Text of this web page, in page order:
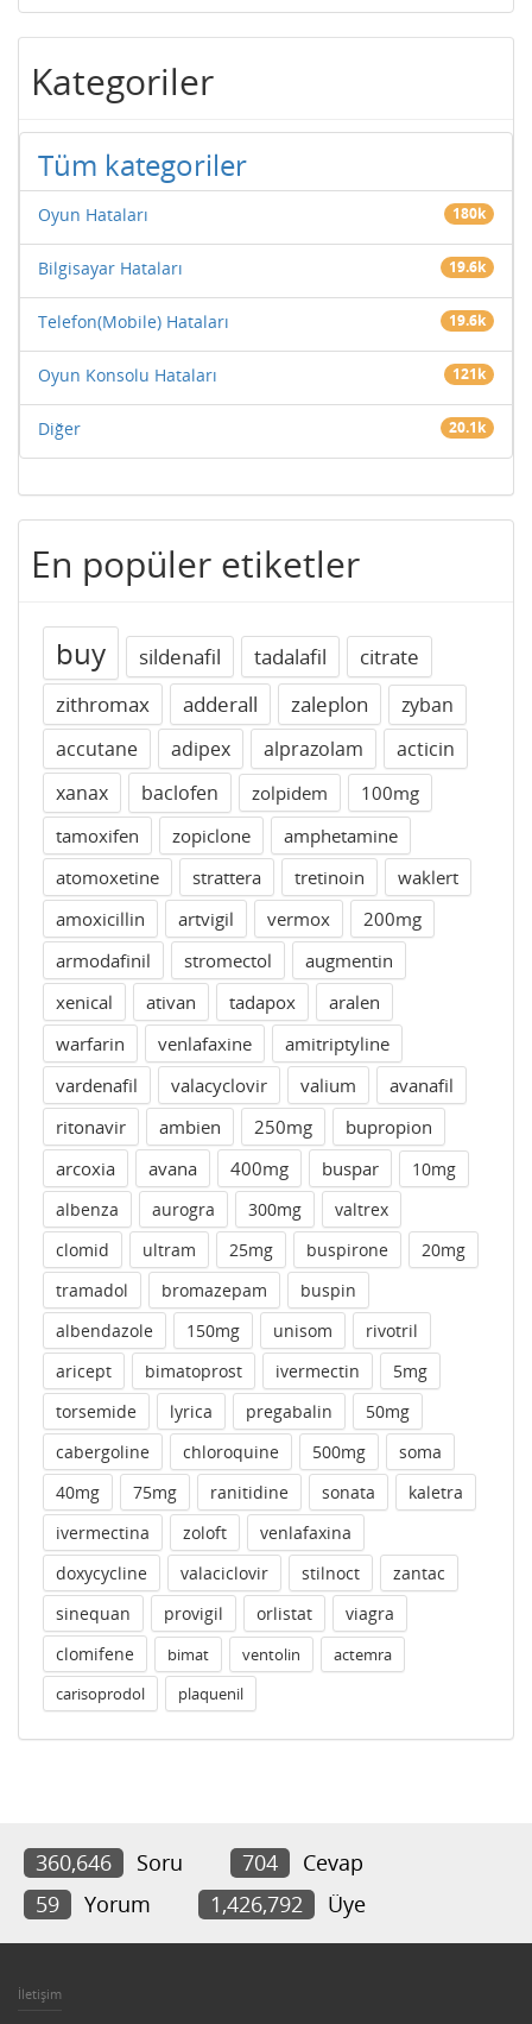
Kategoriler
Tüm kategoriler
Oyun Hataları 180k
Bilgisayar Hataları 19.6k
Telefon(Mobile) Hataları 19.6k
Oyun Konsolu Hataları 121k
Diğer 20.1k
En popüler etiketler
buy sildenafil tadalafil
citrate
zithromax
adderall zaleplon
zyban
accutane
adipex alprazolam
acticin
xanax
baclofen zolpidem
100mg
tamoxifen
zopiclone
amphetamine
atomoxetine
strattera tretinoin
waklert
amoxicillin
artvigil vermox
200mg
armodafinil
stromectol
augmentin
xenical
ativan tadapox
aralen
warfarin
venlafaxine
amitriptyline
vardenafil
valacyclovir valium
avanafil
ritonavir
ambien 250mg
bupropion
arcoxia
avana 400mg buspar
10mg
albenza
aurogra 300mg
valtrex
clomid
ultram 25mg buspirone
20mg
tramadol
bromazepam
buspin
albendazole
150mg unisom
rivotril
aricept
bimatoprost ivermectin
5mg
torsemide
lyrica pregabalin
50mg
cabergoline
chloroquine 500mg
soma
40mg
75mg ranitidine sonata
kaletra
ivermectina
zoloft
venlafaxina
doxycycline
valaciclovir stilnoct
zantac
sinequan
provigil orlistat
viagra
clomifene
bimat ventolin
actemra
carisoprodol
plaquenil
360,646 Soru 704
Cevap
59
Yorum 1,426,792 Üye
İletişim